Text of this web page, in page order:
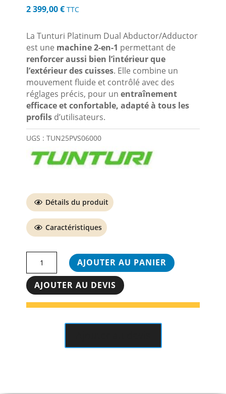
2 399,00€ TTC
La Tunturi Platinum Dual Abductor/Adductor
est une machine 2-en-1 permettant de
renforcer aussi bien l’intérieur que
l’extérieur des cuisses. Elle combine un
mouvement fluide et contrôlé avec des
réglages précis, pour unentraînement
efficace et confortable, adapté à tous les
profils d’utilisateurs.
UGS :TUN25PVS06000
Détails du produit
Caractéristiques
V-
Series
Dual
AJOUTER AU PANIER
AJOUTER AU DEVIS